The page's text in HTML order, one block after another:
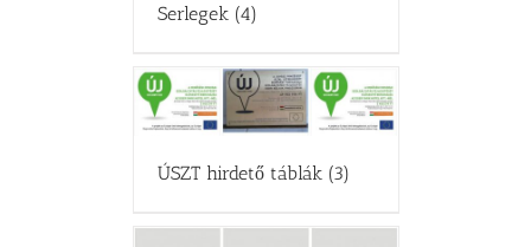
Serlegek (4)
ÚSZT hirdető táblák (3)